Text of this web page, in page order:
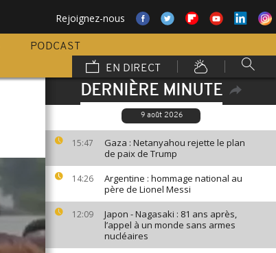
Rejoignez-nous
PODCAST
EN DIRECT
DERNIÈRE MINUTE
9 août 2026
15:47
Gaza : Netanyahou rejette le plan
de paix de Trump
14:26
Argentine : hommage national au
père de Lionel Messi
12:09
Japon - Nagasaki : 81 ans après,
l’appel à un monde sans armes
nucléaires